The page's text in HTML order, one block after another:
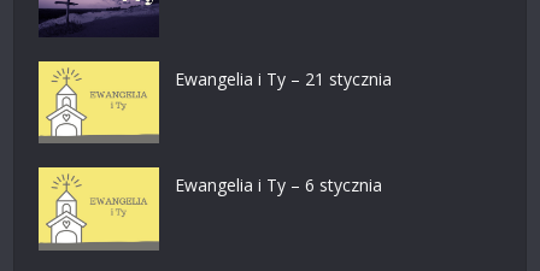
Ewangelia i Ty – 21 stycznia
Ewangelia i Ty – 6 stycznia